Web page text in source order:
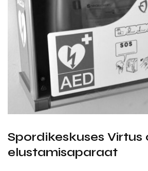
Spordikeskuses Virtus
elustamisaparaat